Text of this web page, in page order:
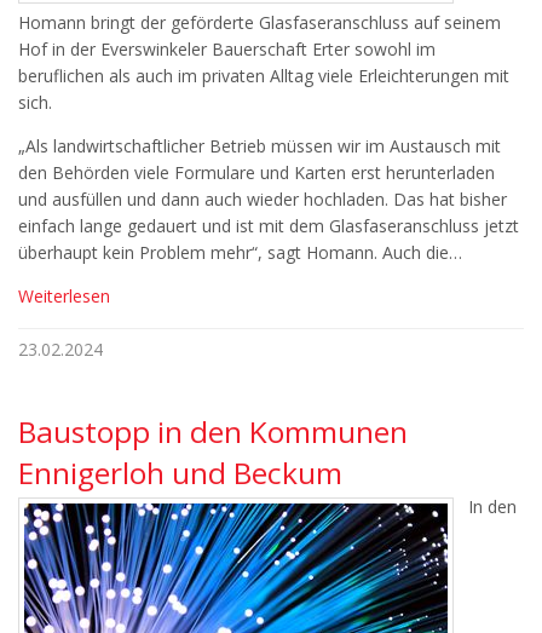
Homann bringt der geförderte Glasfaseranschluss auf seinem
Hof in der Everswinkeler Bauerschaft Erter sowohl im
beruflichen als auch im privaten Alltag viele Erleichterungen mit
sich.
„Als landwirtschaftlicher Betrieb müssen wir im Austausch mit
den Behörden viele Formulare und Karten erst herunterladen
und ausfüllen und dann auch wieder hochladen. Das hat bisher
einfach lange gedauert und ist mit dem Glasfaseranschluss jetzt
überhaupt kein Problem mehr“, sagt Homann. Auch die…
Weiterlesen
23.02.2024
Baustopp in den Kommunen
Ennigerloh und Beckum
In den